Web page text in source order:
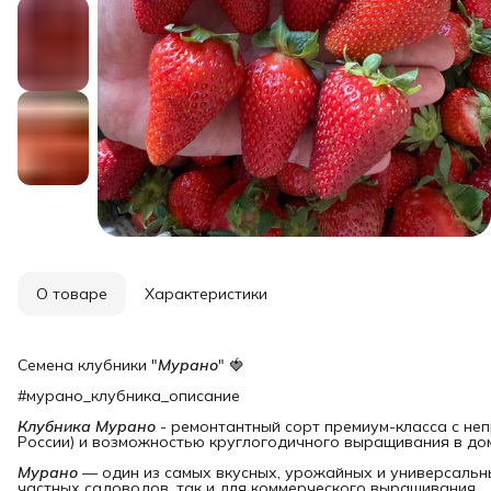
О товаре Характеристики
Семена клубники "Мурано" 🍓
#мурано_клубника_описание
Клубника Мурано - ремонтантный сорт премиум-класса с
России) и возможностью круглогодичного выращивания в
Мурано — один из самых вкусных, урожайных и